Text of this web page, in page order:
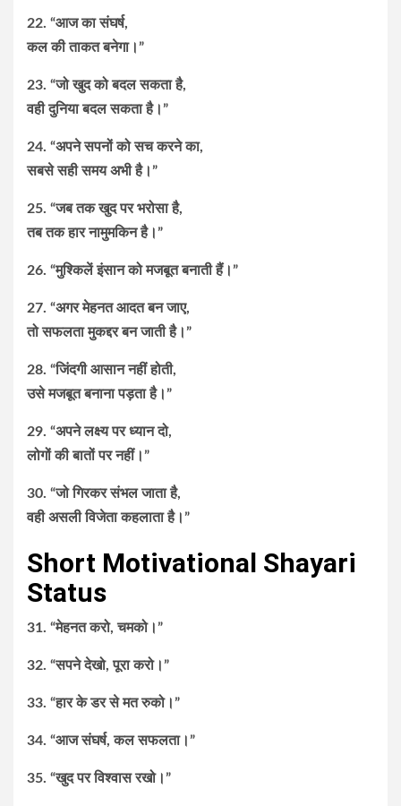
22. “आज का संघर्ष,
कल की ताकत बनेगा।”
23. “जो खुद को बदल सकता है,
वही दुनिया बदल सकता है।”
24. “अपने सपनों को सच करने का,
सबसे सही समय अभी है।”
25. “जब तक खुद पर भरोसा है,
तब तक हार नामुमकिन है।”
26. “मुश्किलें इंसान को मजबूत बनाती हैं।”
27. “अगर मेहनत आदत बन जाए,
तो सफलता मुकद्दर बन जाती है।”
28. “जिंदगी आसान नहीं होती,
उसे मजबूत बनाना पड़ता है।”
29. “अपने लक्ष्य पर ध्यान दो,
लोगों की बातों पर नहीं।”
30. “जो गिरकर संभल जाता है,
वही असली विजेता कहलाता है।”
Short Motivational Shayari
Status
31. “मेहनत करो, चमको।”
32. “सपने देखो, पूरा करो।”
33. “हार के डर से मत रुको।”
34. “आज संघर्ष, कल सफलता।”
35. “खुद पर विश्वास रखो।”